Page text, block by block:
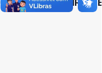
17 DE FEVEREIRO